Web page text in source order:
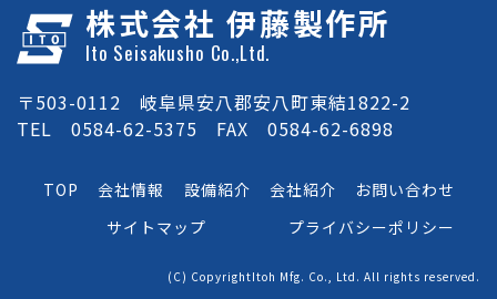
株式会社 伊藤製作所
Ito Seisakusho Co.,Ltd.
〒503-0112 岐阜県安八郡安八町東結1822-2
TEL 0584-62-5375 FAX 0584-62-6898
TOP 会社情報 設備紹介 会社紹介
お問い合わせ
サイトマップ
プライバシーポリシー
(C) CopyrightItoh Mfg. Co., Ltd. All rights reserved.